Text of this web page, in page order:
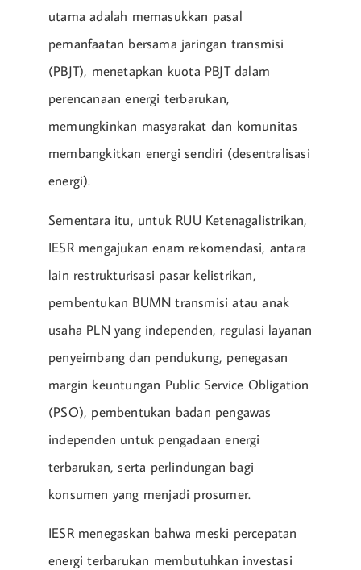
utama adalah memasukkan pasal
pemanfaatan bersama jaringan transmisi
(PBJT), menetapkan kuota PBJT dalam
perencanaan energi terbarukan,
memungkinkan masyarakat dan komunitas
membangkitkan energi sendiri (desentralisasi
energi).
Sementara itu, untuk RUU Ketenagalistrikan,
IESR mengajukan enam rekomendasi, antara
lain restrukturisasi pasar kelistrikan,
pembentukan BUMN transmisi atau anak
usaha PLN yang independen, regulasi layanan
penyeimbang dan pendukung, penegasan
margin keuntungan Public Service Obligation
(PSO), pembentukan badan pengawas
independen untuk pengadaan energi
terbarukan, serta perlindungan bagi
konsumen yang menjadi prosumer.
IESR menegaskan bahwa meski percepatan
energi terbarukan membutuhkan investasi